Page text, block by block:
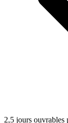
2,5 jours ouvrables